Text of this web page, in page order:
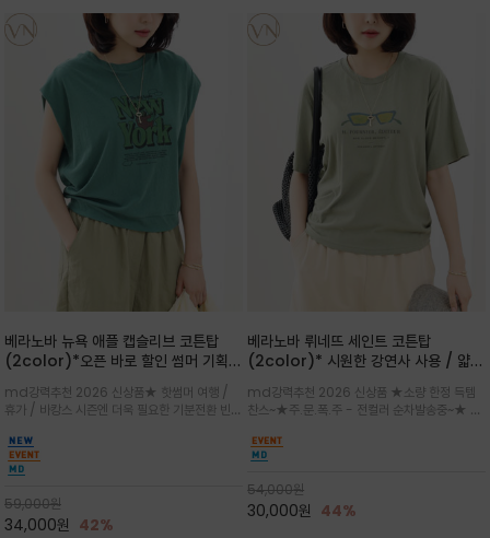
베라노바 뉴욕 애플 캡슬리브 코튼탑
(2color)*오픈 바로 할인 썸머 기획
★ 한정수량 제작 ★ 강연 코튼으로 빈
티지 프린트로 여름 하의와 모두 잘어울
리는 그래픽
md강력추천 2026 신상품★ 핫썸머 여행 /
휴가 / 바캉스 시즌엔 더욱 필요한 기분전환 빈티
부에 산뜻하게 닿는 프리미엄 /답답함 없는 라운
드 넥라인과 자연스럽게 어깨를 감싸는 캡슬리브
디자인이 팔 라인을 더욱 날씬
59,000원
34,000원 42%
베라노바 뤼네뜨 세인트 코튼탑
(2color)* 시원한 강연사 사용 / 얇고
피부에 잘 달라붙지 않아 통기성이 탁월
md강력추천 2026 신상품 ★소량 한정 득템
찬스~★주.문.폭.주 - 전컬러 순차발송중~★ 감
라인과 여유 있는 스탠다드 핏으로 부담 없이 착
용/과하지 않은 프린트 디테일이 룩에 세련된 위
트를 더해 데일리 룩에 포인트
54,000원
30,000원 44%